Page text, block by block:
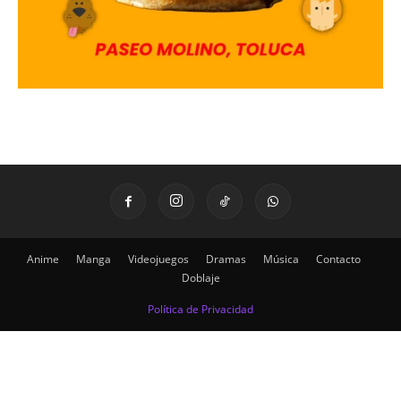
Anime Manga Videojuegos Dramas Música
Contacto
Doblaje
Política de Privacidad